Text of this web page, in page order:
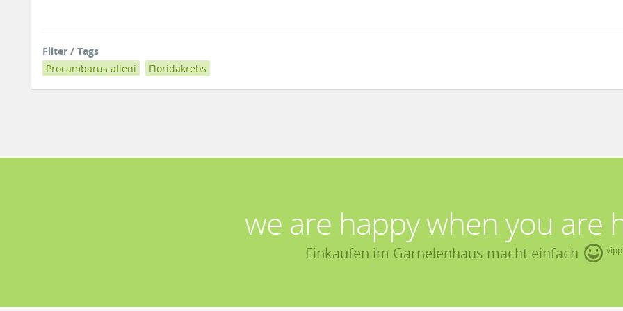
Filter / Tags
Procambarus alleni
Floridakrebs
we are happy when you are
Einkaufen im Garnelenhaus macht einfach